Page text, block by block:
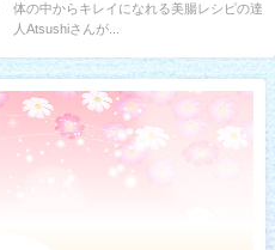
体の中からキレイになれる美腸レシピの達
人Atsushiさんが...